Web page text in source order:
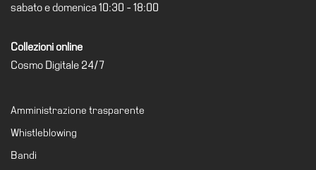
sabato e domenica 10:30 - 18:00
Collezioni online
Cosmo Digitale 24/7
Amministrazione trasparente
Whistleblowing
Bandi